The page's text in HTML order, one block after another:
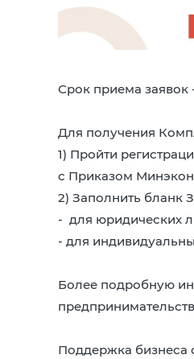
Срок приема заявок
Для получения
1) Пройти
с Приказом
2) Заполнить бланк
- для юридических
- для
Более подробную
Поддержка бизнеса